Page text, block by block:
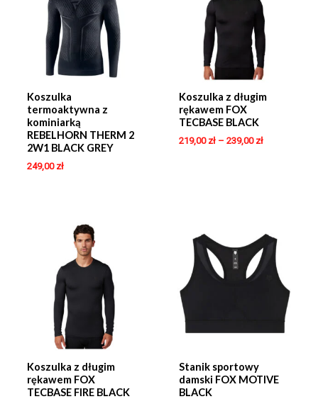
Koszulka
termoaktywna z
kominiarką
REBELHORN THERM 2
2W1 BLACK GREY
249,00 zł
Koszulka z długim
rękawem FOX
TECBASE BLACK
219,00 zł– 239,00 zł
Koszulka z długim
rękawem FOX
TECBASE FIRE BLACK
Stanik sportowy
damski FOX MOTIVE
BLACK